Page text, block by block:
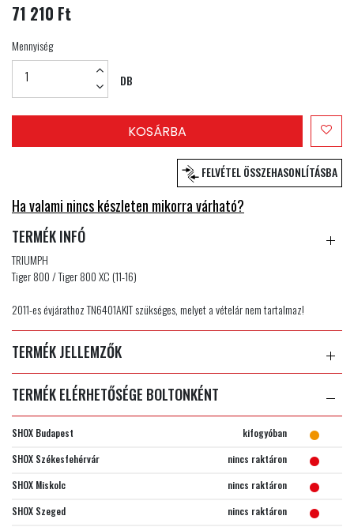
71 210 Ft
Mennyiség
DB
KOSÁRBA
FELVÉTEL ÖSSZEHASONLÍTÁSBA
Ha valami nincs készleten mikorra várható?
TERMÉK INFÓ
TRIUMPH
Tiger 800 / Tiger 800 XC (11-16)
2011-es évjárathoz TN6401AKIT szükséges, melyet a vételár nem tartalmaz!
TERMÉK JELLEMZŐK
TERMÉK ELÉRHETŐSÉGE BOLTONKÉNT
SHOX Budapest
kifogyóban
SHOX Székesfehérvár
nincs raktáron
SHOX Miskolc
nincs raktáron
SHOX Szeged
nincs raktáron